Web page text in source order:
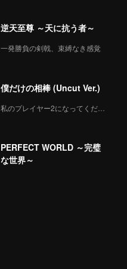
逆天至尊 ～天に抗う者～
一発勝負の剣戟、束縛なき感覚
僕だけの相棒 (Uncut Ver.)
私のプレイヤー2になってください
PERFECT WORLD ～完璧
な世界～